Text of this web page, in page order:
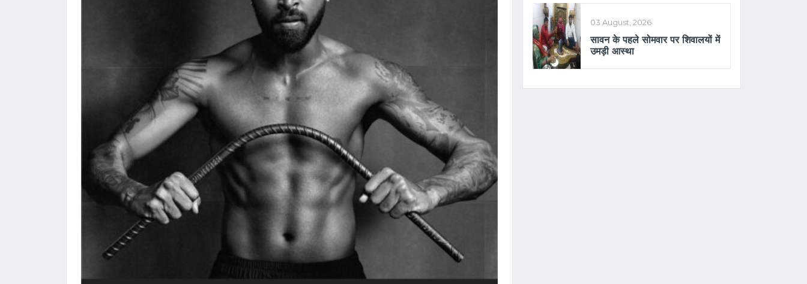
03 August, 2026
सावन के पहले सोमवार पर शिवालयों में
उमड़ी आस्था